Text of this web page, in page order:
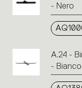
- Nero
A.24 -
- Bianco